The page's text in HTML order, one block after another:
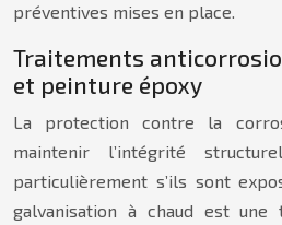
préventives mises en place.
Traitements
et peinture époxy
La protection contre la
maintenir l’intégrité
particulièrement s’ils sont
galvanisation à chaud est une